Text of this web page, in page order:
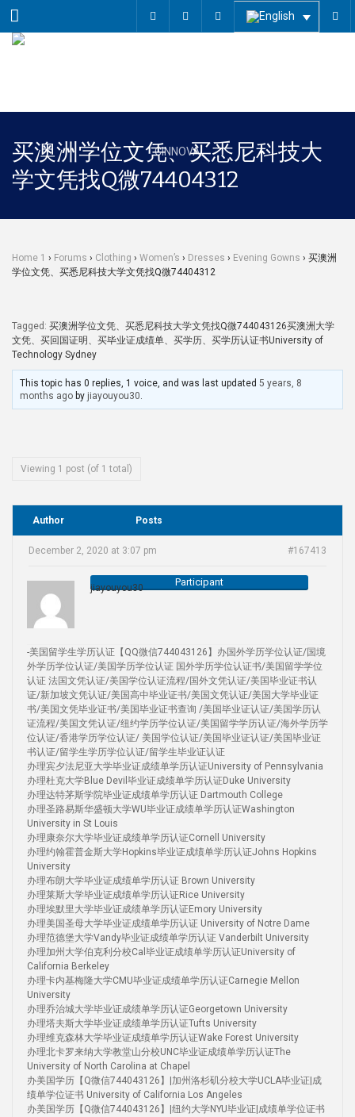
Menu
买澳洲学位文凭、买悉尼科技大
学文凭找Q微74404312
Home 1 › Forums › Clothing › Women’s › Dresses › Evening Gowns › 买澳洲
学位文凭、买悉尼科技大学文凭找Q微74404312
Tagged: 买澳洲学位文凭、买悉尼科技大学文凭找Q微744043126买澳洲大学
文凭、买回国证明、买毕业证成绩单、买学历、买学历认证书University of
Technology Sydney
This topic has 0 replies, 1 voice, and was last updated5 years, 8
months ago by jiayouyou30.
Viewing 1 post (of 1 total)
Author Posts
December 2, 2020 at 3:07 pm #167413
jiayouyou30 Participant
-美国留学生学历认证【QQ微信744043126】办国外学历学位认证/国境
外学历学位认证/美国学历学位认证 国外学历学位认证书/美国留学学位
认证 法国文凭认证/美国学位认证流程/国外文凭认证/美国毕业证书认
证/新加坡文凭认证/美国高中毕业证书/美国文凭认证/美国大学毕业证
书/美国文凭毕业证书/美国毕业证书查询 /美国毕业证认证/美国学历认
证流程/美国文凭认证/纽约学历学位认证/美国留学学历认证/海外学历学
位认证/香港学历学位认证/ 美国学位认证/美国毕业证认证/美国毕业证
书认证/留学生学历学位认证/留学生毕业证认证
办理宾夕法尼亚大学毕业证成绩单学历认证University of Pennsylvania
办理杜克大学Blue Devil毕业证成绩单学历认证Duke University
办理达特茅斯学院毕业证成绩单学历认证 Dartmouth College
办理圣路易斯华盛顿大学WU毕业证成绩单学历认证Washington
University in St Louis
办理康奈尔大学毕业证成绩单学历认证Cornell University
办理约翰霍普金斯大学Hopkins毕业证成绩单学历认证Johns Hopkins
University
办理布朗大学毕业证成绩单学历认证 Brown University
办理莱斯大学毕业证成绩单学历认证Rice University
办理埃默里大学毕业证成绩单学历认证Emory University
办理美国圣母大学毕业证成绩单学历认证 University of Notre Dame
办理范德堡大学Vandy毕业证成绩单学历认证 Vanderbilt University
办理加州大学伯克利分校Cal毕业证成绩单学历认证University of
California Berkeley
办理卡内基梅隆大学CMU毕业证成绩单学历认证Carnegie Mellon
University
办理乔治城大学毕业证成绩单学历认证Georgetown University
办理塔夫斯大学毕业证成绩单学历认证Tufts University
办理维克森林大学毕业证成绩单学历认证Wake Forest University
办理北卡罗来纳大学教堂山分校UNC毕业证成绩单学历认证The
University of North Carolina at Chapel
办美国学历【Q微信744043126】|加州洛杉矶分校大学UCLA毕业证|成
绩单学位证书 University of California Los Angeles
办美国学历【Q微信744043126】|纽约大学NYU毕业证|成绩单学位证书